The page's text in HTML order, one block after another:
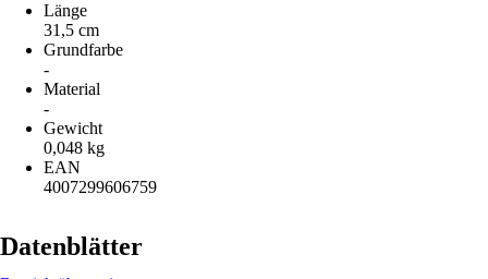
Länge
31,5 cm
Grundfarbe
-
Material
-
Gewicht
0,048 kg
EAN
4007299606759
Datenblätter